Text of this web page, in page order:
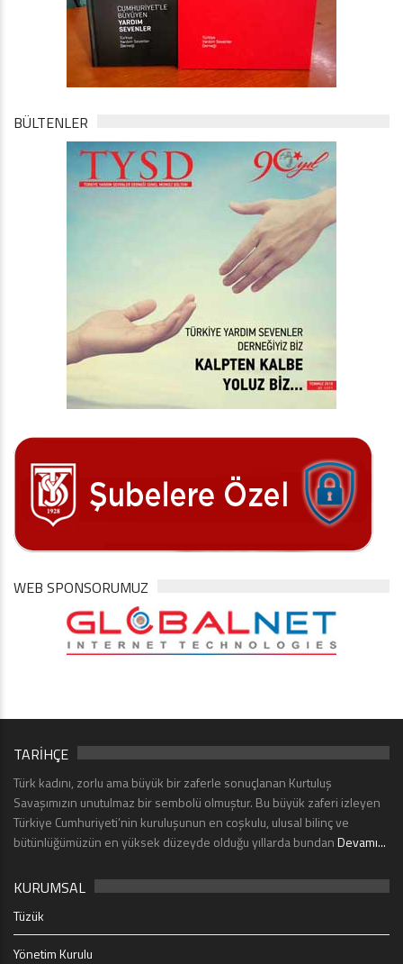
BÜLTENLER
WEB SPONSORUMUZ
TARİHÇE
Türk kadını, zorlu ama büyük bir zaferle sonuçlanan Kurtuluş
Savaşımızın unutulmaz bir sembolü olmuştur. Bu büyük zaferi izleyen
Türkiye Cumhuriyeti’nin kuruluşunun en coşkulu, ulusal bilinç ve
bütünlüğümüzün en yüksek düzeyde olduğu yıllarda bundanDevamı...
KURUMSAL
Tüzük
Yönetim Kurulu